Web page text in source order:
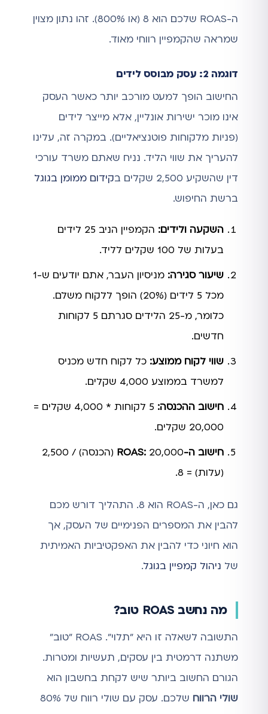
ה-ROAS שלכם הוא 8 (או 800%). זהו נתון מצוין
שמראה שהקמפיין רווחי מאוד.
דוגמה 2: עסק מבוסס לידים
החישוב הופך למעט מורכב יותר כאשר העסק
אינו מוכר ישירות אונליין, אלא מייצר לידים
(פניות מלקוחות פוטנציאליים). במקרה זה, עלינו
להעריך את שווי הליד. נניח שאתם משרד עורכי
דין שהשקיע 2,500 שקלים ב
קידום ממומן בגוגל
ברשת החיפוש.
השקעה ולידים:
הקמפיין הניב 25 לידים
בעלות של 100 שקלים לליד.
שיעור סגירה:
מניסיון העבר, אתם יודעים ש-1
מכל 5 לידים (20%) הופך ללקוח משלם.
כלומר, מ-25 הלידים סגרתם 5 לקוחות
חדשים.
שווי לקוח ממוצע: כל לקוח חדש מכניס
למשרד בממוצע 4,000 שקלים.
חישוב ההכנסה:
5 לקוחות * 4,000 שקלים =
20,000 שקלים.
חישוב ה-ROAS:
20,000 (הכנסה) / 2,500
(עלות) = 8.
גם כאן, ה-ROAS הוא 8. התהליך דורש מכם
להבין את המספרים הפנימיים של העסק, אך
הוא חיוני כדי להבין את האפקטיביות האמיתית
של ניהול קמפיין בגוגל.
מה נחשב ROAS טוב?
התשובה לשאלה זו היא "תלוי". ROAS "טוב"
משתנה דרמטית בין עסקים, תעשיות ומטרות.
הגורם החשוב ביותר שיש לקחת בחשבון הוא
שולי הרווח
שלכם. עסק עם שולי רווח של 80%